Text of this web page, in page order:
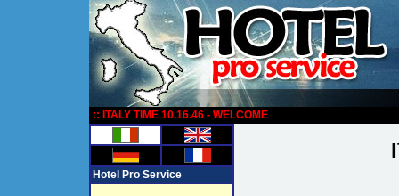
:: ITALY TIME 10.16.46 - WELCOME
Hotel Pro Service